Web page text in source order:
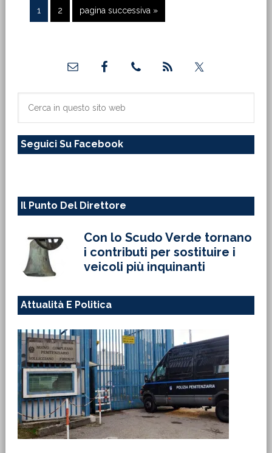
Pagina
1 Pagina
2
Vai
alla
pagina successiva »
primaria
sito
Seguici Su Facebook
Il Punto Del Direttore
Con lo Scudo Verde tornano
i contributi per sostituire i
veicoli più inquinanti
Attualità E Politica